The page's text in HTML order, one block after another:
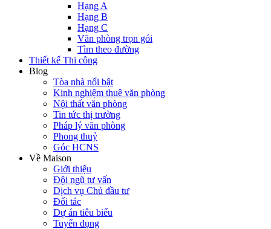
Hạng A
Hạng B
Hạng C
Văn phòng trọn gói
Tìm theo đường
Thiết kế Thi công
Blog
Tòa nhà nổi bật
Kinh nghiệm thuê văn phòng
Nội thất văn phòng
Tin tức thị trường
Pháp lý văn phòng
Phong thuỷ
Góc HCNS
Về Maison
Giới thiệu
Đội ngũ tư vấn
Dịch vụ Chủ đầu tư
Đối tác
Dự án tiêu biểu
Tuyển dụng